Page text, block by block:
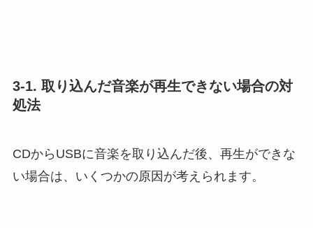
3-1. 取り込んだ音楽が再生できない場合の対
処法
CDからUSBに音楽を取り込んだ後、再生ができな
い場合は、いくつかの原因が考えられます。